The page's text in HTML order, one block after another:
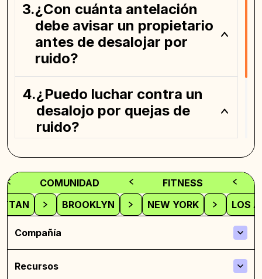
¿Con cuánta antelación
debe avisar un propietario
antes de desalojar por
ruido?
¿Puedo luchar contra un
desalojo por quejas de
ruido?
¿Cómo pueden los
propietarios prevenir las
disputas por ruido?
COMUNIDAD
FITNESS
LOS
NEW YORK
BROOKLYN
Compañía
Recursos